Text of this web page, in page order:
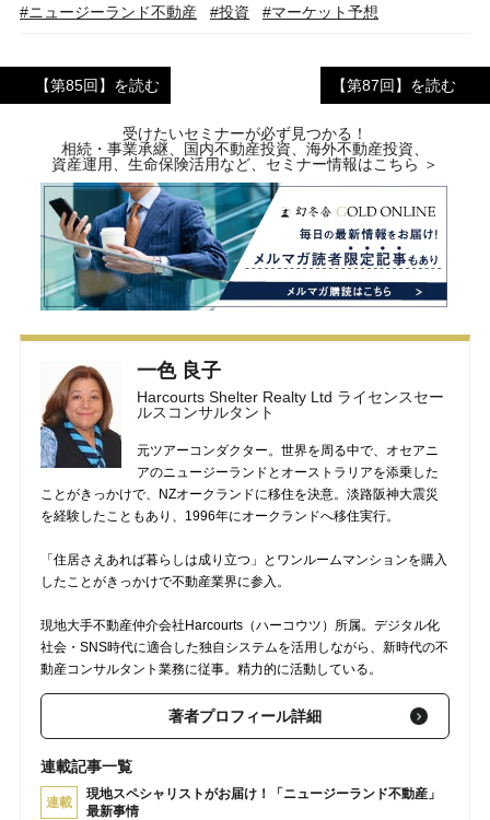
#ニュージーランド不動産 #投資 #マーケット予想
【第85回】を読む 【第87回】を読む
受けたいセミナーが必ず見つかる！
相続・事業承継、国内不動産投資、海外不動産投資、
資産運用、生命保険活用など、セミナー情報はこちら ＞
一色 良子
Harcourts Shelter Realty Ltd ライセンスセー
ルスコンサルタント
元ツアーコンダクター。世界を周る中で、オセアニ
アのニュージーランドとオーストラリアを添乗した
ことがきっかけで、NZオークランドに移住を決意。淡路阪神大震災
を経験したこともあり、1996年にオークランドへ移住実行。
「住居さえあれば暮らしは成り立つ」とワンルームマンションを購入
したことがきっかけで不動産業界に参入。
現地大手不動産仲介会社Harcourts（ハーコウツ）所属。デジタル化
社会・SNS時代に適合した独自システムを活用しながら、新時代の不
動産コンサルタント業務に従事。精力的に活動している。
著者プロフィール詳細
連載記事一覧
連載
現地スペシャリストがお届け！「ニュージーランド不動産」
最新事情